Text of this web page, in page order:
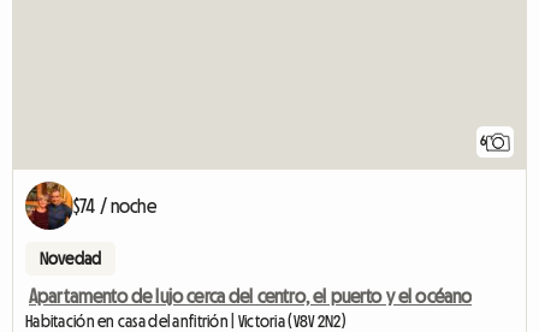
6
$74 / noche
Novedad
Apartamento de lujo cerca del centro, el puerto y el océano
Habitación en casa del anfitrión | Victoria (V8V 2N2)